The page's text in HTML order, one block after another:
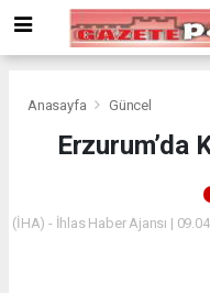
Bonusu
Veren
deneme
bonus
Anasayfa Güncel
Erzurum’da
(İHA) - İhlas Haber Ajansı |